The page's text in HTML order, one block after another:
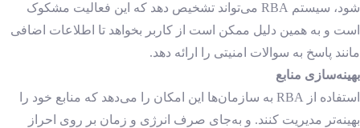
شود، سیستم RBA می‌تواند تشخیص دهد که این فعالیت مشکوک
است و به همین دلیل ممکن است از کاربر بخواهد تا اطلاعات اضافی
مانند پاسخ به سوالات امنیتی را ارائه دهد.
بهینه‌سازی منابع
استفاده از RBA به سازمان‌ها این امکان را می‌دهد که منابع خود را
بهینه‌تر مدیریت کنند. و به‌جای صرف انرژی و زمان بر روی احراز